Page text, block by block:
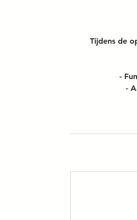
Tijdens de
-
-